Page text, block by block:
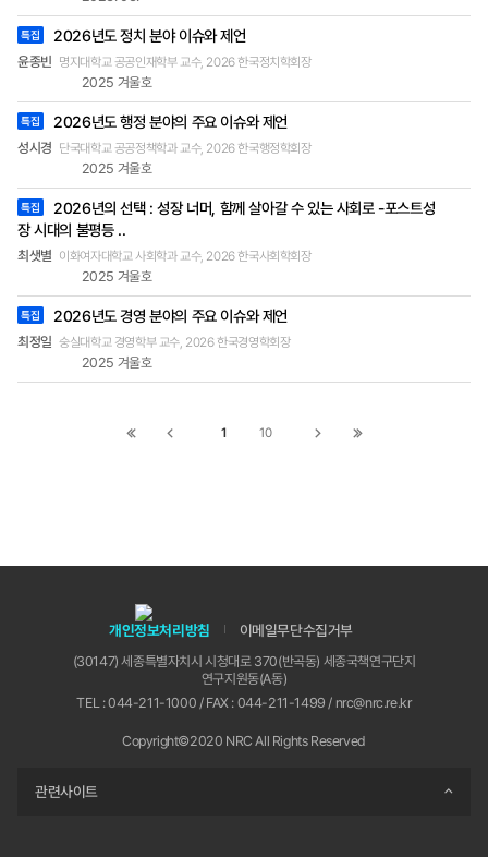
서 분석, 보고서 요약, 유사·관련 연구 분석, 관계도
생성 등 연구 수행을 지원한다. 연구보조 및 지원부
분은 회의록 생성, 문법·맞춤법·문맥 오류 탐지, 다국
성과 확산 부분은 연구보고서 활용, 발표자료 생성
등 연구 결과 활용 및 성과 확산을 위한 데이터 생성
과 인터페이스를 제공한다. 이러한 구성은 연구자에
공함으로써 연구 관련 자료 수집·분석· 요약에 드는
시간과 비용을 크게 절감할 것이다. 연구지원(행정)
구 사전점검을 더 쉽게 할 수 있게 될 것이다. 또한
보에 대한 신속한 답변과 자료 활용에 도움을 받을
수 있을 것이다. 정책연구 AI 개발을 위한 실천적 지
원 필요 전 국민이 일상에서 인공지능(AI)을 사용하
처에서 다양한 노력을 하고 있다. 행정안전부의 경
강화하고, 데이터 직류를 신설하여 보다 전문화된
내기 위해서는 많은 관심과 함께 실질적인 지원이
특집 2026년도 정치 분야 이슈와 제언
윤종빈 명지대학교 공공인재학부 교수, 2026 한국정치학회장
2025 겨울호
특집 2026년도 행정 분야의 주요 이슈와 제언
성시경 단국대학교 공공정책학과 교수, 2026 한국행정학회장
2025 겨울호
특집
2026년의 선택 : 성장 너머, 함께 살아갈 수 있는 사회로 -포스트성
장 시대의 불평등 ..
최샛별 이화여자대학교 사회학과 교수, 2026 한국사회학회장
2025 겨울호
특집 2026년도 경영 분야의 주요 이슈와 제언
최정일 숭실대학교 경영학부 교수, 2026 한국경영학회장
2025 겨울호
첫
이전
1 10
다음
끝
개인정보처리방침 이메일무단수집거부
(30147) 세종특별자치시 시청대로 370(반곡동) 세종국책연구단지
연구지원동(A동)
TEL : 044-211-1000 / FAX : 044-211-1499 / nrc@nrc.re.kr
Copyright©2020 NRC All Rights Reserved
관련사이트